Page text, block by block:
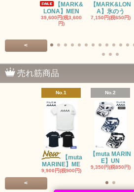
【MARK&
LONA】MEN
39,600円(税3,600
円)
【MARK&LON
A】氷のう
7,150円(税650円)
<
売れ筋商品
No.1
【muta
MARINE】ME
9,900円(税900円)
No.2
【muta MARIN
E】UN
9,350円(税850円)
<